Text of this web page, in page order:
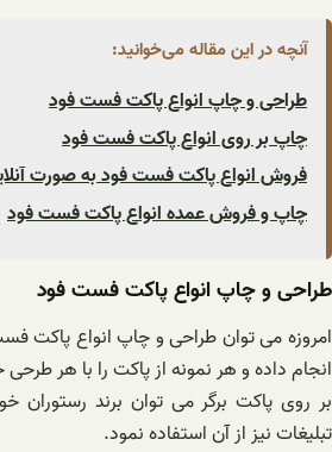
آنچه در این مقاله می‌خوانید:
طراحی و چاپ انواع پاکت فست فود
چاپ بر روی انواع پاکت فست فود
فروش انواع پاکت فست فود به صورت
چاپ و فروش عمده انواع پاکت فست فود
طراحی و چاپ انواع پاکت فست فود
امروزه می توان طراحی و چاپ انواع پاکت
انجام داده و هر نمونه از پاکت را با هر طرحی
بر روی پاکت برگر می توان برند رستوران
تبلیغات نیز از آن استفاده نمود.